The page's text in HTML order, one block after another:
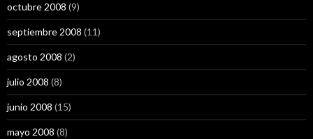
octubre 2008 (9)
septiembre 2008 (11)
agosto 2008 (2)
julio 2008 (8)
junio 2008 (15)
mayo 2008 (8)